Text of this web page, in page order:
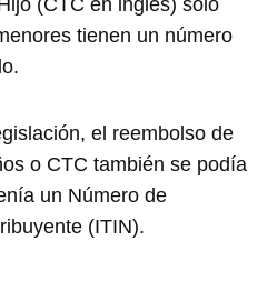
(CTC en inglés) solo
tienen un número
el reembolso de
o CTC también se podía
un Número de
(ITIN).